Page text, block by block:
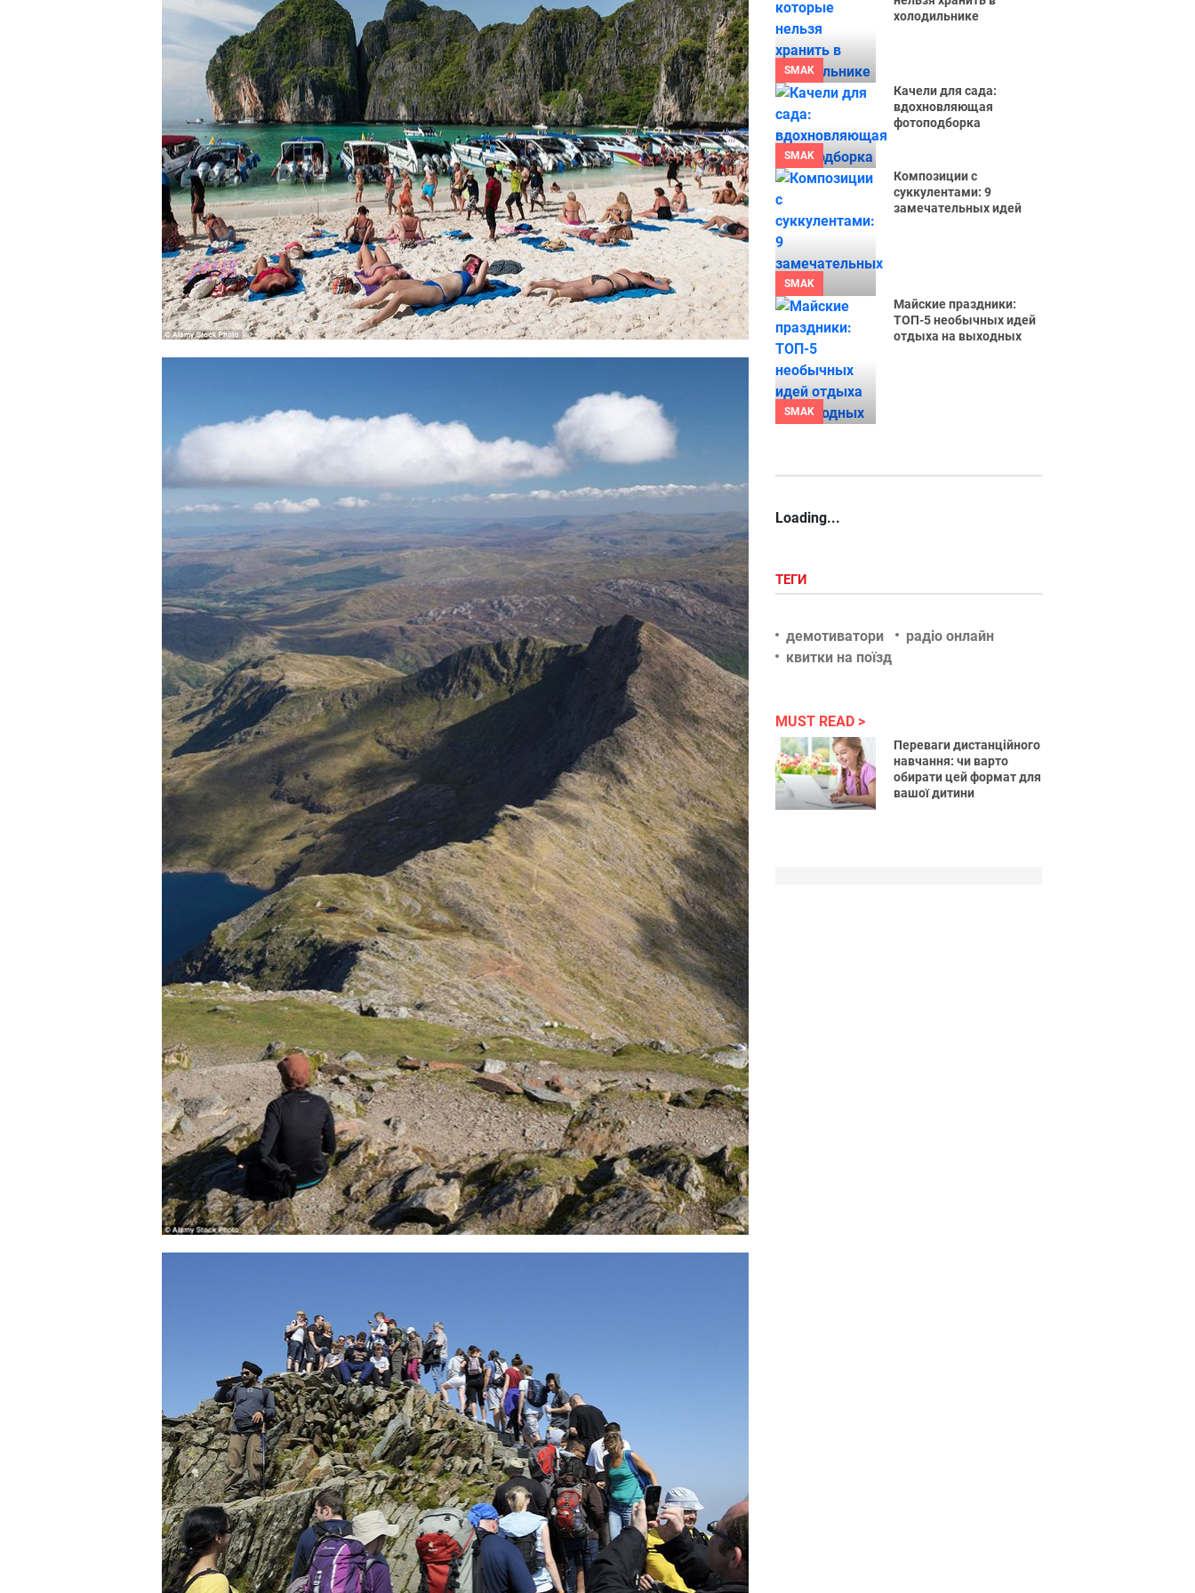
SMAK
холодильнике
SMAK
Качели для сада:
вдохновляющая
фотоподборка
SMAK
Композиции с
суккулентами: 9
замечательных идей
SMAK
Майские праздники:
ТОП-5 необычных идей
отдыха на выходных
Loading...
ТЕГИ
демотиватори
радіо онлайн
квитки на поїзд
MUST READ
Переваги дистанційного
навчання: чи варто
обирати цей формат для
вашої дитини